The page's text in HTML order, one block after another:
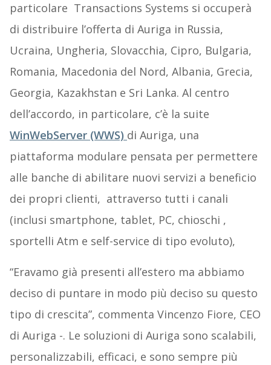
particolare Transactions Systems si occuperà
di distribuire l’offerta di Auriga in Russia,
Ucraina, Ungheria, Slovacchia, Cipro, Bulgaria,
Romania, Macedonia del Nord, Albania, Grecia,
Georgia, Kazakhstan e Sri Lanka. Al centro
dell’accordo, in particolare, c’è la suite
WinWebServer (WWS) di Auriga, una
piattaforma modulare pensata per permettere
alle banche di abilitare nuovi servizi a beneficio
dei propri clienti, attraverso tutti i canali
(inclusi smartphone, tablet, PC, chioschi ,
sportelli Atm e self-service di tipo evoluto),
“Eravamo già presenti all’estero ma abbiamo
deciso di puntare in modo più deciso su questo
tipo di crescita”, commenta Vincenzo Fiore, CEO
di Auriga -. Le soluzioni di Auriga sono scalabili,
personalizzabili, efficaci, e sono sempre più